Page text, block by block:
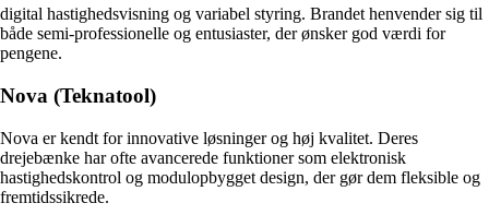
digital hastighedsvisning og variabel styring. Brandet henvender sig til
både semi-professionelle og entusiaster, der ønsker god værdi for
pengene.
Nova (Teknatool)
Nova er kendt for innovative løsninger og høj kvalitet. Deres
drejebænke har ofte avancerede funktioner som elektronisk
hastighedskontrol og modulopbygget design, der gør dem fleksible og
fremtidssikrede.